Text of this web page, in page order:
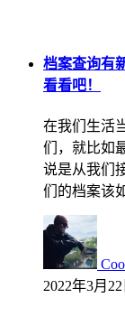
档案查询有
看看吧！
在我们生活
们，就比如
说是从我们
们的档案该
2022年3月22